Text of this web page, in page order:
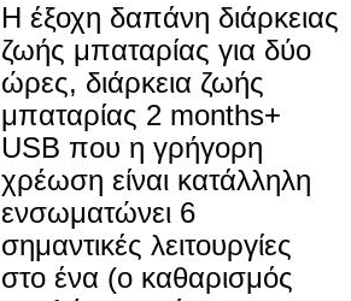
Η έξοχη δαπάνη διάρκειας
ζωής μπαταρίας για δύο
ώρες, διάρκεια ζωής
μπαταρίας 2 months+
USB που η γρήγορη
χρέωση είναι κατάλληλη
ενσωματώνει 6
σημαντικές λειτουργίες
στο ένα (ο καθαρισμός